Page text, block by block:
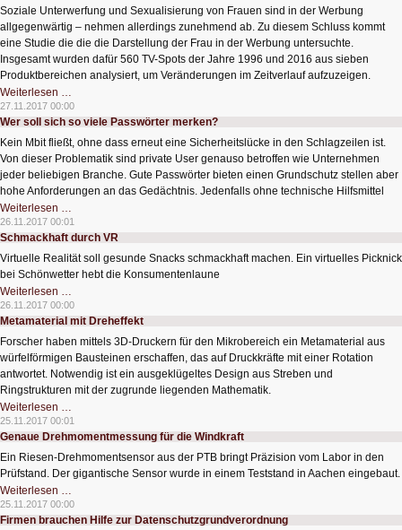
Soziale Unterwerfung und Sexualisierung von Frauen sind in der Werbung
allgegenwärtig – nehmen allerdings zunehmend ab. Zu diesem Schluss kommt
eine Studie die die die Darstellung der Frau in der Werbung untersuchte.
Insgesamt wurden dafür 560 TV-Spots der Jahre 1996 und 2016 aus sieben
Produktbereichen analysiert, um Veränderungen im Zeitverlauf aufzuzeigen.
Weiterlesen …
sells
-
immer
27.11.2017 00:00
Wer soll sich so viele Passwörter merken?
Kein Mbit fließt, ohne dass erneut eine Sicherheitslücke in den Schlagzeilen ist.
Von dieser Problematik sind private User genauso betroffen wie Unternehmen
jeder beliebigen Branche. Gute Passwörter bieten einen Grundschutz stellen aber
hohe Anforderungen an das Gedächtnis. Jedenfalls ohne technische Hilfsmittel
Weiterlesen …
soll
sich
so
Passwörter
merken?
26.11.2017 00:01
Schmackhaft durch VR
Virtuelle Realität soll gesunde Snacks schmackhaft machen. Ein virtuelles Picknick
bei Schönwetter hebt die Konsumentenlaune
Weiterlesen …
durch
VR
26.11.2017 00:00
Metamaterial mit Dreheffekt
Forscher haben mittels 3D-Druckern für den Mikrobereich ein Metamaterial aus
würfelförmigen Bausteinen erschaffen, das auf Druckkräfte mit einer Rotation
antwortet. Notwendig ist ein ausgeklügeltes Design aus Streben und
Ringstrukturen mit der zugrunde liegenden Mathematik.
Weiterlesen …
mit
Dreheffekt
25.11.2017 00:01
Genaue Drehmomentmessung für die Windkraft
Ein Riesen-Drehmomentsensor aus der PTB bringt Präzision vom Labor in den
Prüfstand. Der gigantische Sensor wurde in einem Teststand in Aachen eingebaut.
Weiterlesen …
Drehmomentmessung
für
die
25.11.2017 00:00
Firmen brauchen Hilfe zur Datenschutzgrundverordnung